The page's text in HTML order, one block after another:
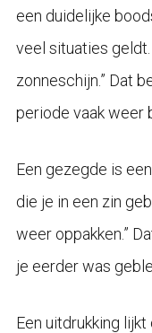
een duidelijke
veel situaties
zonneschijn.” Dat
periode vaak weer
Een gezegde is
die je in een zin
weer oppakken.”
je eerder was
Een uitdrukking